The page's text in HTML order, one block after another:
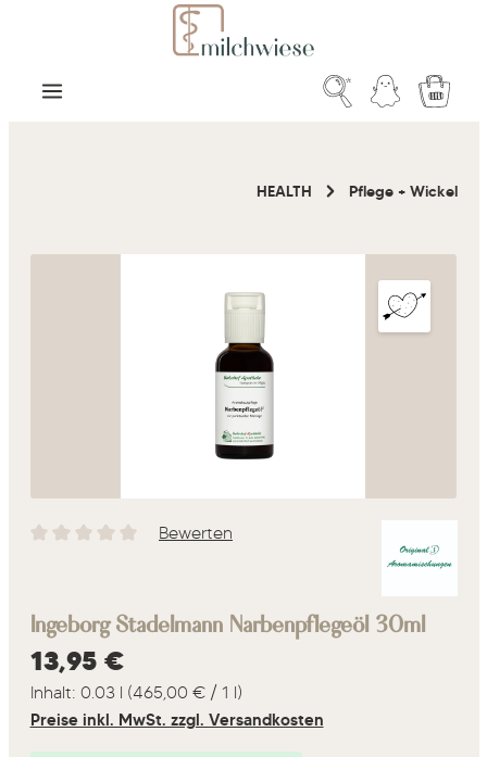
Zum Hauptinhalt springen
HEALTH Pflege + Wickel
Durchschnittliche Bewertung von 0 von 5 Sternen
Bewerten
Ingeborg Stadelmann Narbenpflegeöl 30ml
Regulärer Preis:
13,95 €
Inhalt: 0.03 l (465,00 € / 1 l)
Preise inkl. MwSt. zzgl. Versandkosten